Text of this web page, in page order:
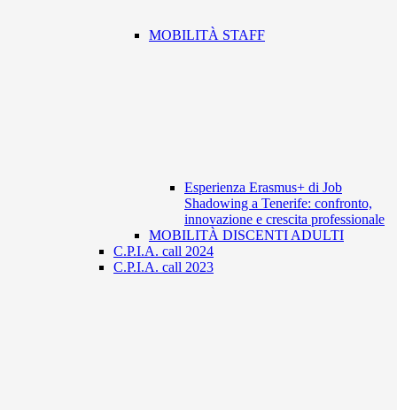
MOBILITÀ STAFF
Esperienza Erasmus+ di Job
Shadowing a Tenerife: confronto,
innovazione e crescita professionale
MOBILITÀ DISCENTI ADULTI
C.P.I.A. call 2024
C.P.I.A. call 2023